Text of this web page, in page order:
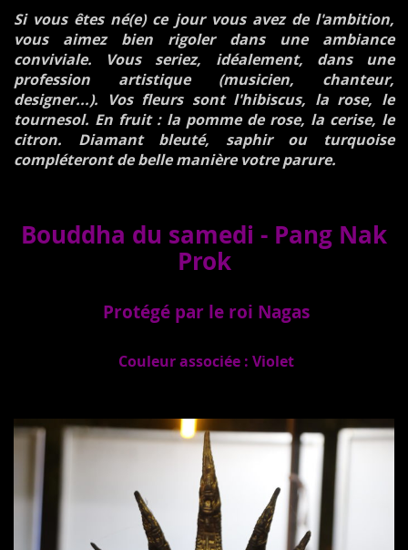
Si vous êtes né(e) ce jour vous avez de l'ambition,
vous aimez bien rigoler dans une ambiance
conviviale. Vous seriez, idéalement, dans une
profession artistique (musicien, chanteur,
designer...). Vos fleurs sont l'hibiscus, la rose, le
tournesol. En fruit : la pomme de rose, la cerise, le
citron. Diamant bleuté, saphir ou turquoise
compléteront de belle manière votre parure.
Bouddha du samedi - Pang Nak
Prok
Protégé par le roi Nagas
Couleur associée : Violet